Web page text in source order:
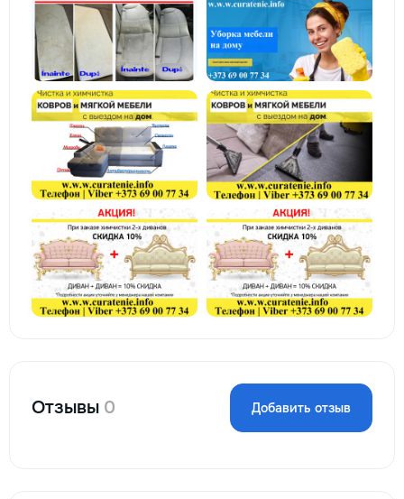
Отзывы 0 Добавить отзыв